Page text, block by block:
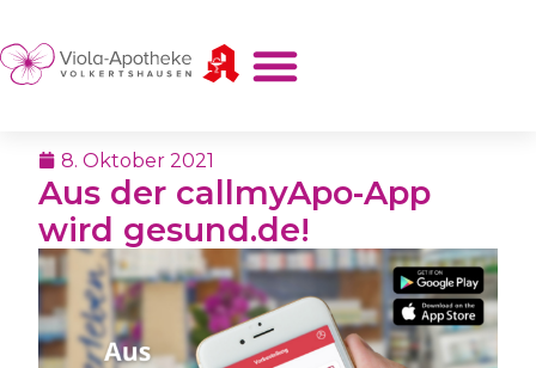
8. Oktober 2021
Aus der callmyApo-App
wird gesund.de!